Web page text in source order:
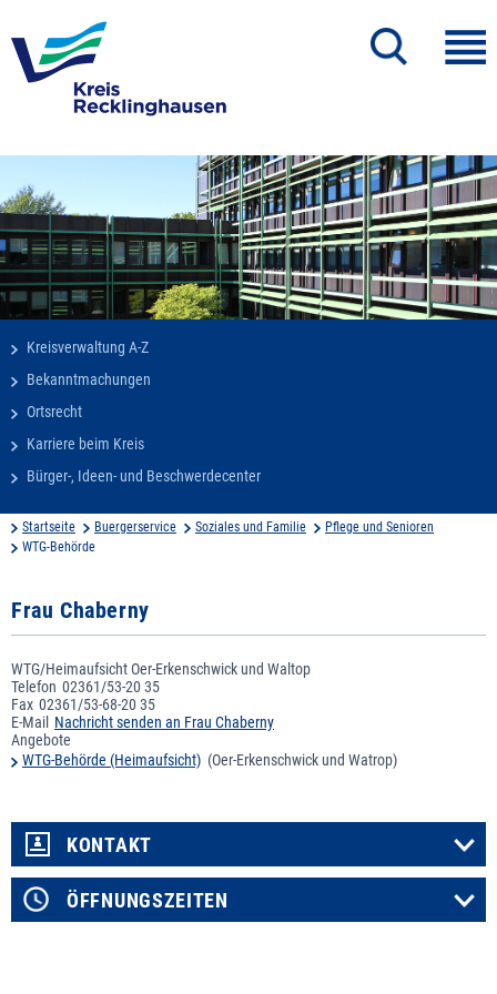
Kreisverwaltung A-Z
Bekanntmachungen
Ortsrecht
Karriere beim Kreis
Bürger-, Ideen- und Beschwerdecenter
Startseite Buergerservice Soziales und Familie
Pflege und Senioren
WTG-Behörde
Frau Chaberny
WTG/Heimaufsicht Oer-Erkenschwick und Waltop
Telefon 02361/53-20 35
Fax 02361/53-68-20 35
E-Mail Nachricht senden an Frau Chaberny
Angebote
WTG-Behörde (Heimaufsicht) (Oer-Erkenschwick und Watrop)
KONTAKT
ÖFFNUNGSZEITEN